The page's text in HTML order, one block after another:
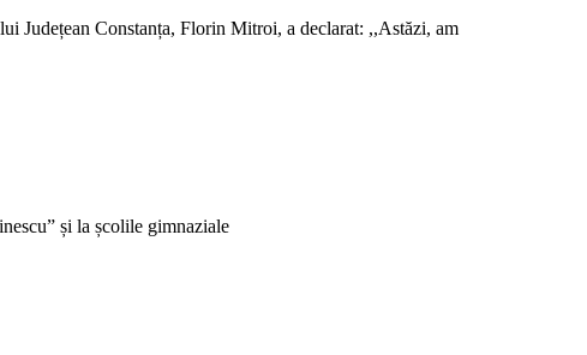
Județean Constanța, Florin Mitroi, a declarat: ,,Astăzi, am
și la școlile gimnaziale